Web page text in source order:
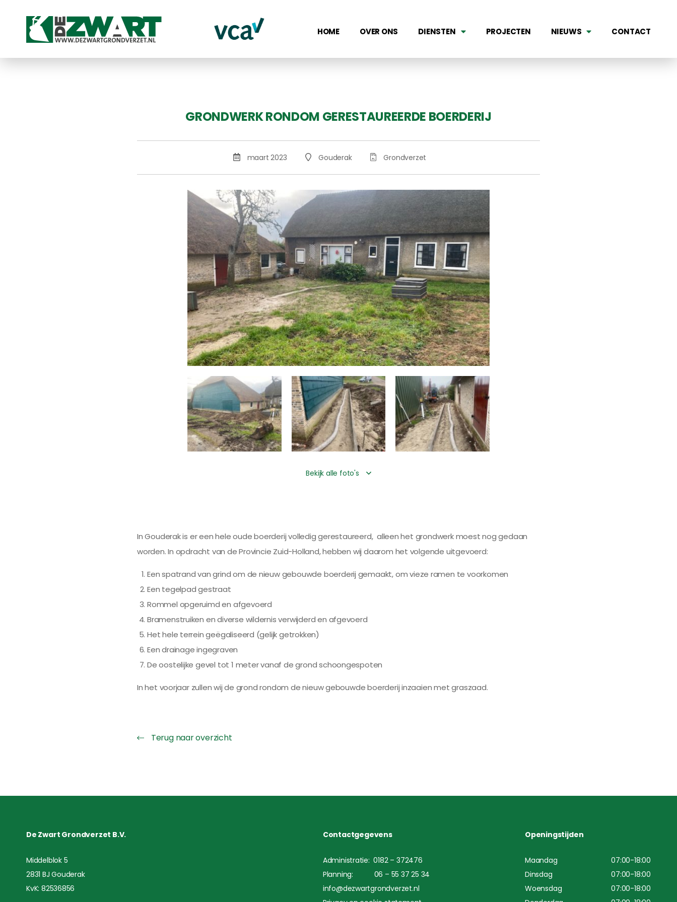
HOME OVER ONS DIENSTEN PROJECTEN NIEUWS CONTACT
GRONDWERK RONDOM GERESTAUREERDE BOERDERIJ
maart 2023 Gouderak Grondverzet
Bekijk alle foto's
In Gouderak is er een hele oude boerderij volledig gerestaureerd, alleen het grondwerk moest nog gedaan
worden. In opdracht van de Provincie Zuid-Holland, hebben wij daarom het volgende uitgevoerd:
Een spatrand van grind om de nieuw gebouwde boerderij gemaakt, om vieze ramen te voorkomen
Een tegelpad gestraat
Rommel opgeruimd en afgevoerd
Bramenstruiken en diverse wildernis verwijderd en afgevoerd
Het hele terrein geëgaliseerd (gelijk getrokken)
Een drainage ingegraven
De oostelijke gevel tot 1 meter vanaf de grond schoongespoten
In het voorjaar zullen wij de grond rondom de nieuw gebouwde boerderij inzaaien met graszaad.
Terug naar overzicht
De Zwart Grondverzet B.V.
Middelblok 5
2831 BJ Gouderak
KvK: 82536856
Contactgegevens
Administratie: 0182 – 372476
Planning: 06 – 55 37 25 34
info@dezwartgrondverzet.nl
Openingstijden
Maandag
07:00-18:00
Dinsdag
07:00-18:00
Woensdag
07:00-18:00